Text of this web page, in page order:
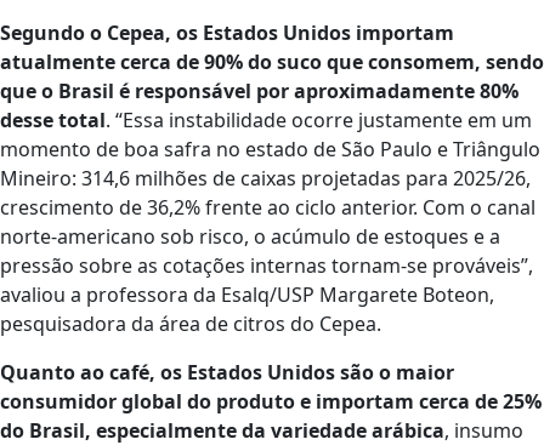
Segundo o Cepea, os Estados Unidos importam
atualmente cerca de 90% do suco que consomem, sendo
que o Brasil é responsável por aproximadamente 80%
desse total. “Essa instabilidade ocorre justamente em um
momento de boa safra no estado de São Paulo e Triângulo
Mineiro: 314,6 milhões de caixas projetadas para 2025/26,
crescimento de 36,2% frente ao ciclo anterior. Com o canal
norte-americano sob risco, o acúmulo de estoques e a
pressão sobre as cotações internas tornam-se prováveis”,
avaliou a professora da Esalq/USP Margarete Boteon,
pesquisadora da área de citros do Cepea.
Quanto ao café, os Estados Unidos são o maior
consumidor global do produto e importam cerca de 25%
do Brasil, especialmente da variedade arábica, insumo